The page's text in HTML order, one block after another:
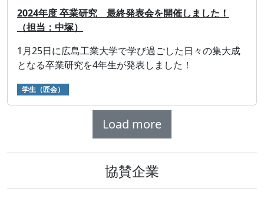
2024年度 卒業研究 最終発表会を開催しました！
（担当：中塚）
1月25日に広島工業大学で学び過ごした日々の集大成
となる卒業研究を4年生が発表しました！
学生（匠会）
Load more
協賛企業